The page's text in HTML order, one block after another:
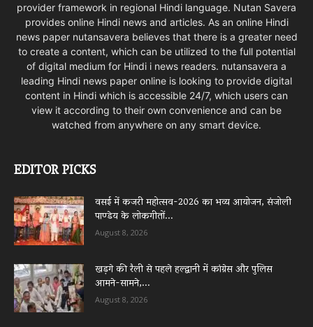
provider framework in regional Hindi language. Nutan Savera
provides online Hindi news and articles. As an online Hindi
news paper nutansavera believes that there is a greater need
to create a content, which can be utilized to the full potential
of digital medium for Hindi i news readers. nutansavera a
leading Hindi news paper online is looking to provide digital
content in Hindi which is accessible 24/7, which users can
view it according to their own convenience and can be
watched from anywhere on any smart device.
EDITOR PICKS
वसई में कजरी महोत्सव-2026 का भव्य आयोजन, संजोली
पाण्डेय के लोकगीतों...
August 8, 2026
खड़गे की रैली से पहले हल्द्वानी में कांग्रेस और पुलिस
आमने-सामने,...
August 8, 2026